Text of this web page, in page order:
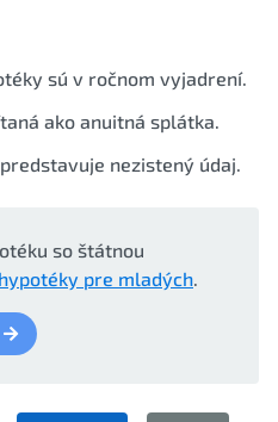
sú v ročnom vyjadrení.
ako anuitná splátka.
nezistený údaj.
so štátnou
hypotéky pre mladých.